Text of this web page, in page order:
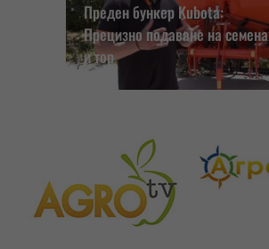
Преден бункер Kubota:
Прецизно подаване на семена
и тор